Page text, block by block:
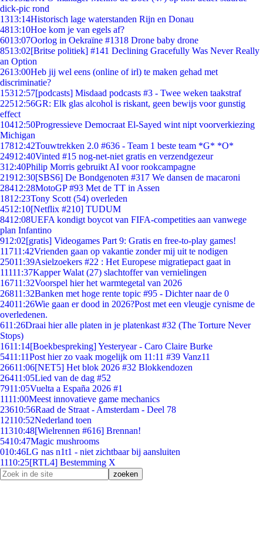
dick-pic rond
1313:14Historisch lage waterstanden Rijn en Donau
4813:10Hoe kom je van egels af?
6013:07Oorlog in Oekraïne #1318 Drone baby drone
8513:02[Britse politiek] #141 Declining Gracefully Was Never Really
an Option
2613:00Heb jij wel eens (online of irl) te maken gehad met
discriminatie?
15312:57[podcasts] Misdaad podcasts #3 - Twee weken taakstraf
22512:56GR: Elk glas alcohol is riskant, geen bewijs voor gunstig
effect
10412:50Progressieve Democraat El-Sayed wint nipt voorverkiezing
Michigan
17812:42Touwtrekken 2.0 #636 - Team 1 beste team *G* *O*
24912:40Vinted #15 nog-net-niet gratis en verzendgezeur
312:40Philip Morris gebruikt AI voor rookcampagne
21912:30[SBS6] De Bondgenoten #317 We dansen de macaroni
28412:28MotoGP #93 Met de TT in Assen
1812:23Tony Scott (54) overleden
4512:10[Netflix #210] TUDUM
8412:08UEFA kondigt boycot van FIFA-competities aan vanwege
plan Infantino
912:02[gratis] Videogames Part 9: Gratis en free-to-play games!
11711:42Vrienden gaan op vakantie zonder mij uit te nodigen
25011:39Asielzoekers #22 : Het Europese migratiepact gaat in
11111:37Kapper Walat (27) slachtoffer van vernielingen
16711:32Voorspel hier het warmtegetal van 2026
26811:32Banken met hoge rente topic #95 - Dichter naar de 0
24011:26Wie gaan er dood in 2026?Post met een vleugje cynisme de
overledenen.
611:26Draai hier alle platen in je platenkast #32 (The Torture Never
Stops)
1611:14[Boekbespreking] Yesteryear - Caro Claire Burke
5411:11Post hier zo vaak mogelijk om 11:11 #39 Vanz11
26611:06[NET5] Het blok 2026 #32 Blokkendozen
26411:05Lied van de dag #52
7911:05Vuelta a España 2026 #1
1111:00Meest innovatieve game mechanics
23610:56Raad de Straat - Amsterdam - Deel 78
12110:52Nederland toen
11310:48[Wielrennen #616] Brennan!
5410:47Magic mushrooms
010:46LG nas n1t1 - niet zichtbaar bij aansluiten
1110:25[RTL4] Bestemming X